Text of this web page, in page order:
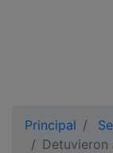
Principal
Detuvieron